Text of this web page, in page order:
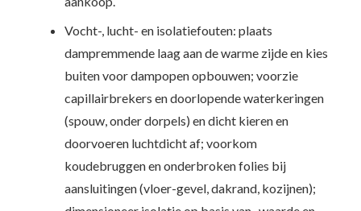
Vocht-, lucht- en isolatiefouten: plaats
dampremmende laag aan de warme zijde en kies
buiten voor dampopen opbouwen; voorzie
capillairbrekers en doorlopende waterkeringen
(spouw, onder dorpels) en dicht kieren en
doorvoeren luchtdicht af; voorkom
koudebruggen en onderbroken folies bij
aansluitingen (vloer-gevel, dakrand, kozijnen);